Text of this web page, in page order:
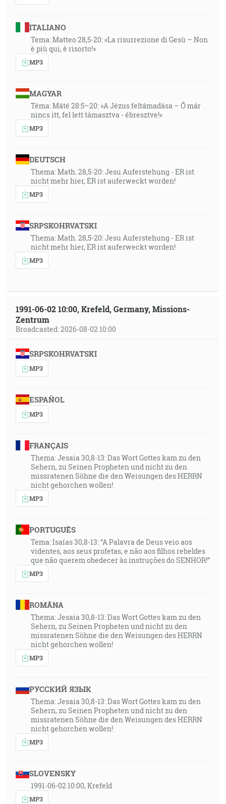
ITALIANO
Tema: Matteo 28,5-20: «La risurrezione di Gesù – Non
è più qui, è risorto!»
MP3
MAGYAR
Téma: Máté 28:5–20: »A Jézus feltámadása – Ő már
nincs itt, fel lett támasztva - ébresztve!«
MP3
DEUTSCH
Thema: Math. 28,5-20: Jesu Auferstehung - ER ist
nicht mehr hier, ER ist auferweckt worden!
MP3
SRPSKOHRVATSKI
Thema: Math. 28,5-20: Jesu Auferstehung - ER ist
nicht mehr hier, ER ist auferweckt worden!
MP3
1991-06-02 10:00, Krefeld, Germany, Missions-
Zentrum
Broadcasted: 2026-08-02 10:00
SRPSKOHRVATSKI
MP3
ESPAÑOL
MP3
FRANÇAIS
Thema: Jesaia 30,8-13: Das Wort Gottes kam zu den
Sehern, zu Seinen Propheten und nicht zu den
missratenen Söhne die den Weisungen des HERRN
nicht gehorchen wollen!
MP3
PORTUGUÊS
Tema: Isaías 30,8-13: “A Palavra de Deus veio aos
videntes, aos seus profetas, e não aos filhos rebeldes
que não querem obedecer às instruções do SENHOR!”
MP3
ROMÂNA
Thema: Jesaia 30,8-13: Das Wort Gottes kam zu den
Sehern, zu Seinen Propheten und nicht zu den
missratenen Söhne die den Weisungen des HERRN
nicht gehorchen wollen!
MP3
РУССКИЙ ЯЗЫК
Thema: Jesaia 30,8-13: Das Wort Gottes kam zu den
Sehern, zu Seinen Propheten und nicht zu den
missratenen Söhne die den Weisungen des HERRN
nicht gehorchen wollen!
MP3
SLOVENSKY
1991-06-02 10:00, Krefeld
MP3